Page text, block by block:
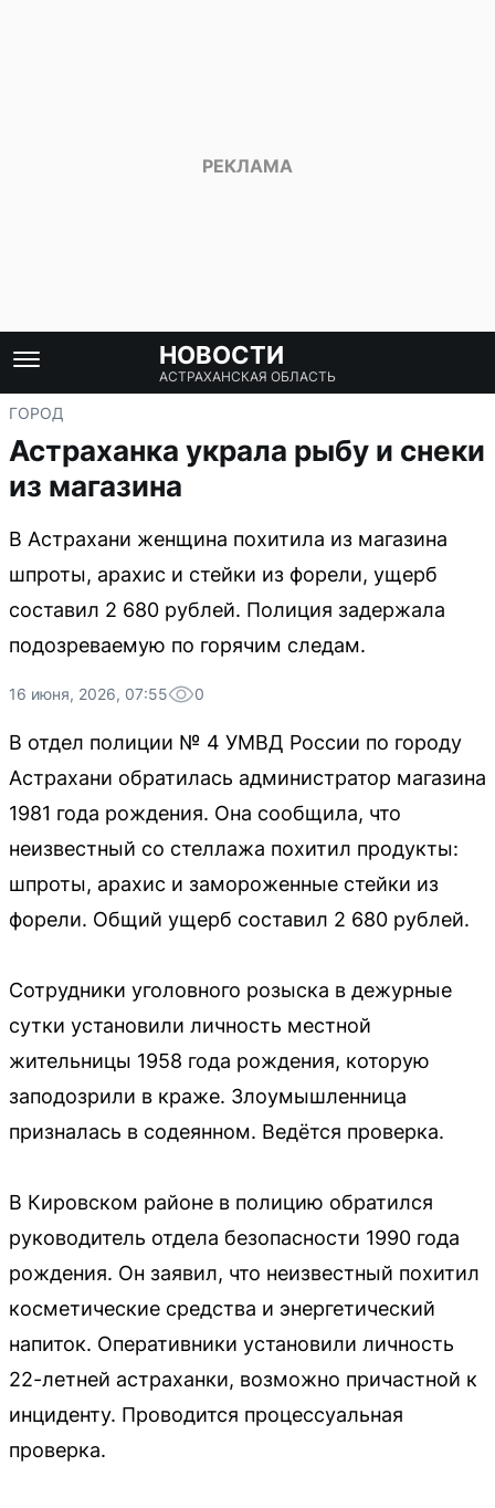
НОВОСТИ
АСТРАХАНСКАЯ ОБЛАСТЬ
ГОРОД
Астраханка украла рыбу и снеки
из магазина
В Астрахани женщина похитила из магазина
шпроты, арахис и стейки из форели, ущерб
составил 2 680 рублей. Полиция задержала
подозреваемую по горячим следам.
16 июня, 2026, 07:55 0
В отдел полиции № 4 УМВД России по городу
Астрахани обратилась администратор магазина
1981 года рождения. Она сообщила, что
неизвестный со стеллажа похитил продукты:
шпроты, арахис и замороженные стейки из
форели. Общий ущерб составил 2 680 рублей.
Сотрудники уголовного розыска в дежурные
сутки установили личность местной
жительницы 1958 года рождения, которую
заподозрили в краже. Злоумышленница
призналась в содеянном. Ведётся проверка.
В Кировском районе в полицию обратился
руководитель отдела безопасности 1990 года
рождения. Он заявил, что неизвестный похитил
косметические средства и энергетический
напиток. Оперативники установили личность
22-летней астраханки, возможно причастной к
инциденту. Проводится процессуальная
проверка.